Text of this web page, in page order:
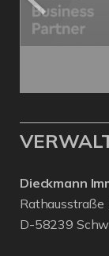
Dieckmann
Rathausstraße
D-58239